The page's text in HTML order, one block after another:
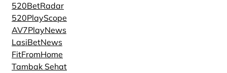
520BetRadar
520PlayScope
AV7PlayNews
LasiBetNews
FitFromHome
Tambak Sehat